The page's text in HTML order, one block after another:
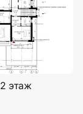
2 этаж